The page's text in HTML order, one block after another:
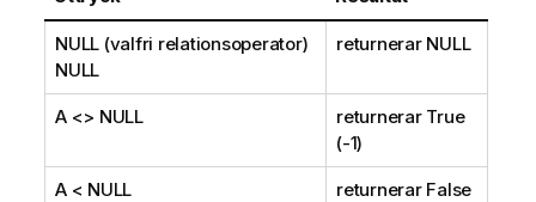
NULL (valfri relationsoperator)
NULL
returnerar NULL
A <> NULL returnerar True
(-1)
A < NULL returnerar False